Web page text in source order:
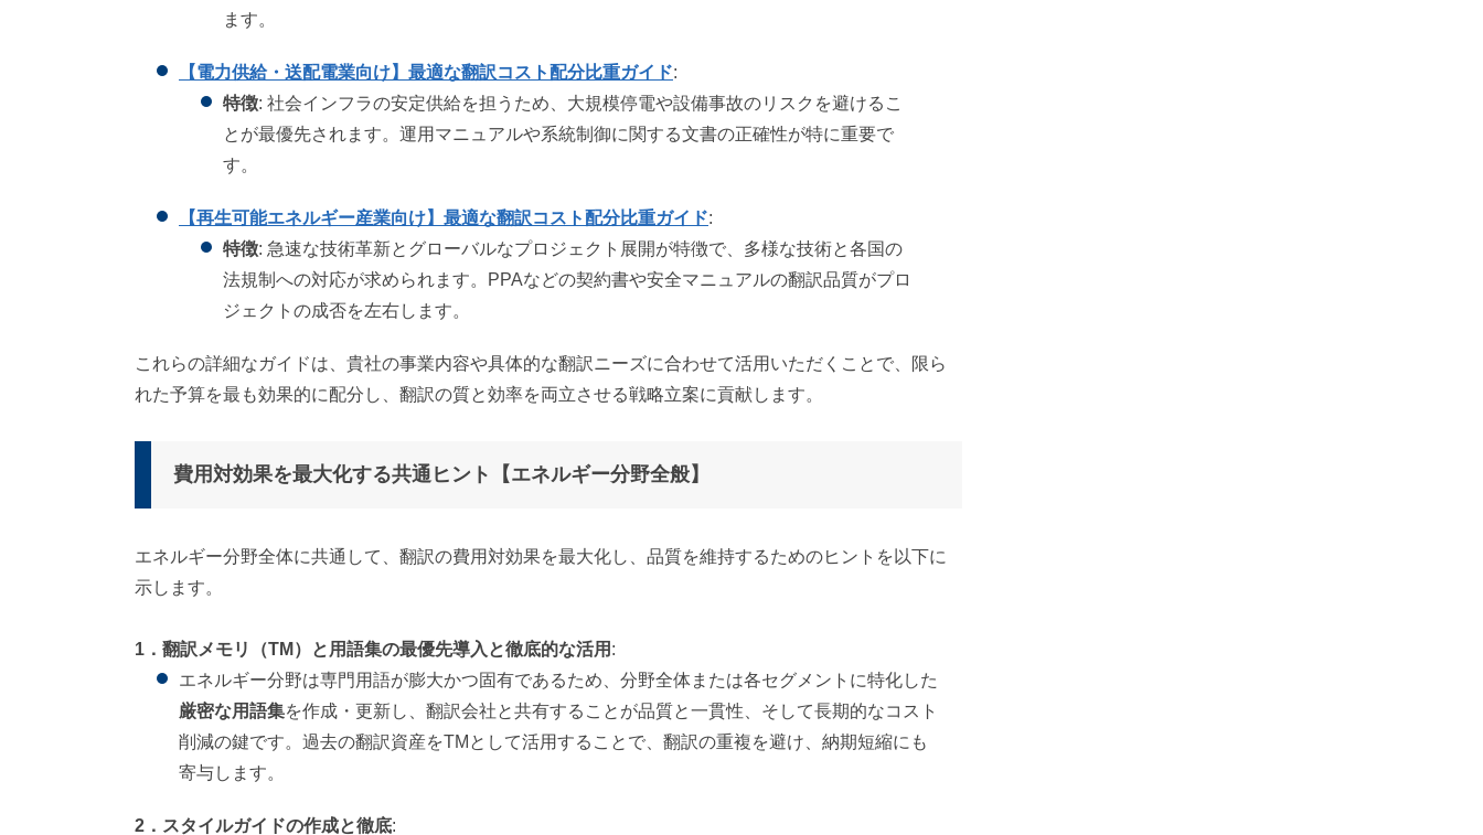
ます。
【電力供給・送配電業向け】最適な翻訳コスト配分比重ガイド:
特徴: 社会インフラの安定供給を担うため、大規模停電や設備事故のリスクを避けるこ
とが最優先されます。運用マニュアルや系統制御に関する文書の正確性が特に重要で
す。
【再生可能エネルギー産業向け】最適な翻訳コスト配分比重ガイド:
特徴: 急速な技術革新とグローバルなプロジェクト展開が特徴で、多様な技術と各国の
法規制への対応が求められます。PPAなどの契約書や安全マニュアルの翻訳品質がプロ
ジェクトの成否を左右します。
これらの詳細なガイドは、貴社の事業内容や具体的な翻訳ニーズに合わせて活用いただくことで、限ら
れた予算を最も効果的に配分し、翻訳の質と効率を両立させる戦略立案に貢献します。
費用対効果を最大化する共通ヒント【エネルギー分野全般】
エネルギー分野全体に共通して、翻訳の費用対効果を最大化し、品質を維持するためのヒントを以下に
示します。
1．翻訳メモリ（TM）と用語集の最優先導入と徹底的な活用 :
エネルギー分野は専門用語が膨大かつ固有であるため、分野全体または各セグメントに特化した
厳密な用語集を作成・更新し、翻訳会社と共有することが品質と一貫性、そして長期的なコスト
削減の鍵です。過去の翻訳資産をTMとして活用することで、翻訳の重複を避け、納期短縮にも
寄与します。
2．スタイルガイドの作成と徹底: